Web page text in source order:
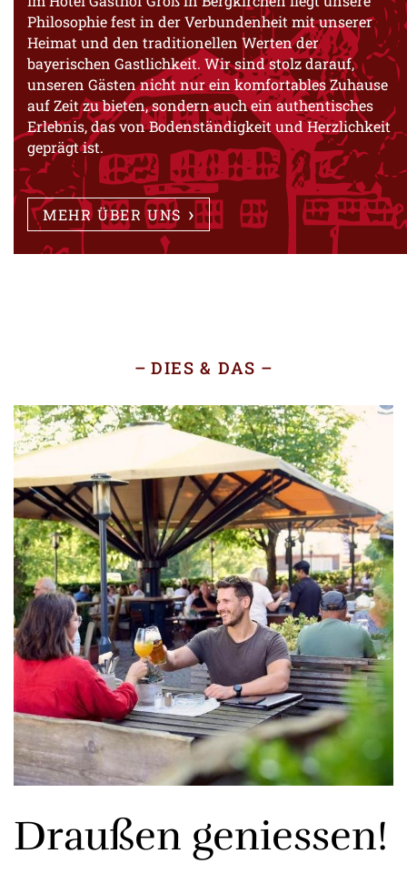
Philosophie fest in der Verbundenheit mit unserer
Heimat und den traditionellen Werten der
bayerischen Gastlichkeit. Wir sind stolz darauf,
unseren Gästen nicht nur ein komfortables Zuhause
auf Zeit zu bieten, sondern auch ein authentisches
Erlebnis, das von Bodenständigkeit und Herzlichkeit
geprägt ist.
MEHR ÜBER UNS
DIES & DAS
Draußen geniessen!